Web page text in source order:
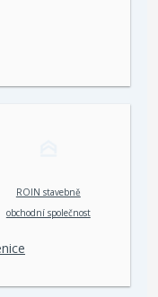
ROIN stavebně
obchodní společnost